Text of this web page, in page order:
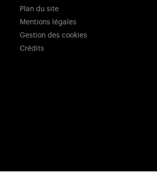
Plan du site
Mentions légales
Gestion des cookies
Crédits